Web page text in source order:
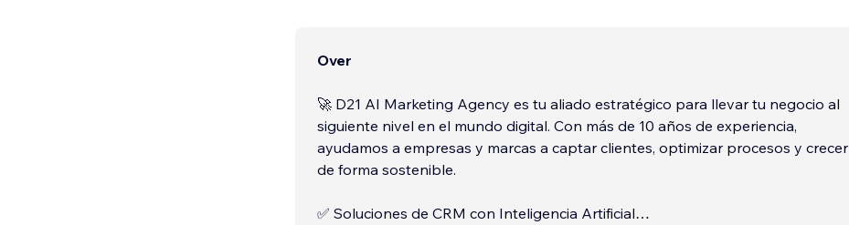
Over
🚀 D21 AI Marketing Agency es tu aliado estratégico para llevar tu negocio al
siguiente nivel en el mundo digital. Con más de 10 años de experiencia,
ayudamos a empresas y marcas a captar clientes, optimizar procesos y crecer
de forma sostenible.
✅ Soluciones de CRM con Inteligencia Artificial